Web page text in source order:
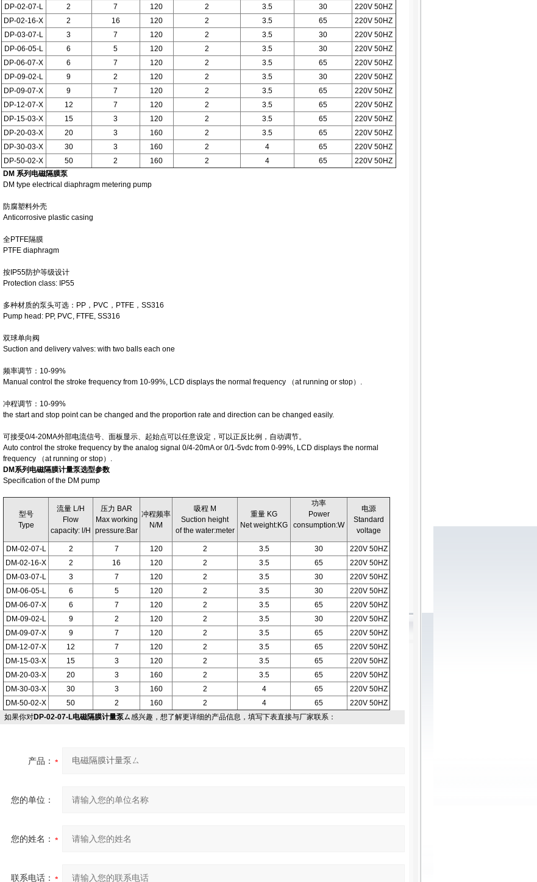
DP-02-07-L 2 7 120 2 3.5 30
220V 50HZ
DP-02-16-X
2 16 120 2 3.5 65
220V 50HZ
DP-03-07-L
3 7 120 2 3.5 30
220V 50HZ
DP-06-05-L
6 5 120 2 3.5 30
220V 50HZ
DP-06-07-X
6 7 120 2 3.5 65
220V 50HZ
DP-09-02-L
9 2 120 2 3.5 30
220V 50HZ
DP-09-07-X
9 7 120 2 3.5 65
220V 50HZ
DP-12-07-X
12 7 120 2 3.5 65
220V 50HZ
DP-15-03-X
15 3 120 2 3.5 65
220V 50HZ
DP-20-03-X
20 3 160 2 3.5 65
220V 50HZ
DP-30-03-X
30 3 160 2 4 65
220V 50HZ
DP-50-02-X
50 2 160 2 4 65
220V 50HZ
DM 系列电磁隔膜泵
DM type electrical diaphragm metering pump
防腐塑料外壳
Anticorrosive plastic casing
全PTFE隔膜
PTFE diaphragm
按IP55防护等级设计
Protection class: IP55
多种材质的泵头可选：PP，PVC，PTFE，SS316
Pump head: PP, PVC, FTFE, SS316
双球单向阀
Suction and delivery valves: with two balls each one
频率调节：10-99%
Manual control the stroke frequency from 10-99%, LCD displays the normal frequency （at running or stop）.
冲程调节：10-99%
the start and stop point can be changed and the proportion rate and direction can be changed easily.
可接受0/4-20MA外部电流信号、面板显示、起始点可以任意设定，可以正反比例，自动调节。
Auto control the stroke frequency by the analog signal 0/4-20mA or 0/1-5vdc from 0-99%, LCD displays the normal
frequency （at running or stop）.
DM系列电磁隔膜计量泵选型参数
Specification of the DM pump
型号
Type
流量 L/H
Flow
capacity: l/H
压力 BAR
Max working
pressure:Bar
冲程频率
N/M
吸程 M
Suction height
of the water:meter
重量 KG
Net weight:KG
功率
Power
consumption:W
电源
Standard
voltage
DM-02-07-L 2 7 120 2 3.5 30
220V 50HZ
DM-02-16-X
2 16 120 2 3.5 65
220V 50HZ
DM-03-07-L
3 7 120 2 3.5 30
220V 50HZ
DM-06-05-L
6 5 120 2 3.5 30
220V 50HZ
DM-06-07-X
6 7 120 2 3.5 65
220V 50HZ
DM-09-02-L
9 2 120 2 3.5 30
220V 50HZ
DM-09-07-X
9 7 120 2 3.5 65
220V 50HZ
DM-12-07-X
12 7 120 2 3.5 65
220V 50HZ
DM-15-03-X
15 3 120 2 3.5 65
220V 50HZ
DM-20-03-X
20 3 160 2 3.5 65
220V 50HZ
DM-30-03-X
30 3 160 2 4 65
220V 50HZ
DM-50-02-X
50 2 160 2 4 65
220V 50HZ
如果你对DP-02-07-L电磁隔膜计量泵ㄙ感兴趣，想了解更详细的产品信息，填写下表直接与厂家联系：
产品：
您的单位：
您的姓名：
联系电话：